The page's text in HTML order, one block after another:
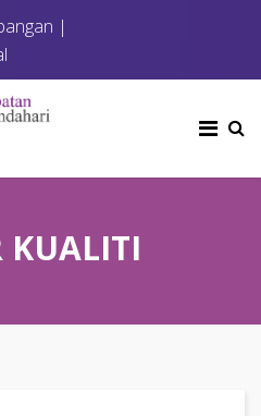
|
KUALITI